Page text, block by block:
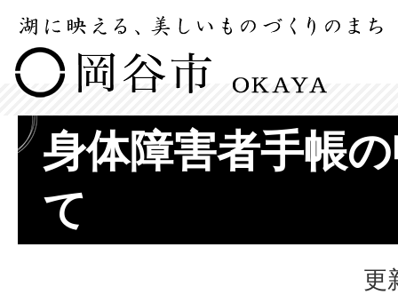
身体障害者手帳
て
更